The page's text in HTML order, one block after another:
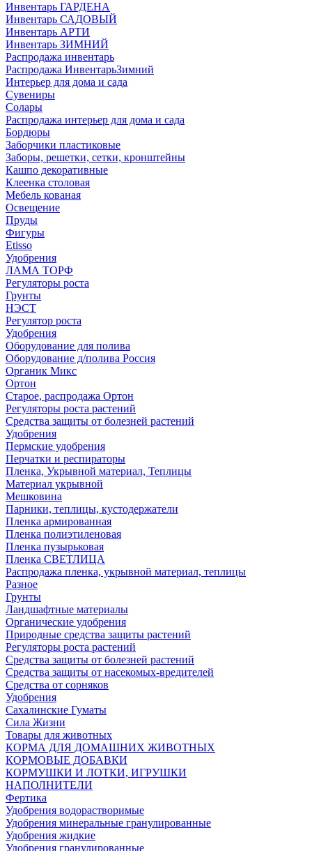
Инвентарь ГАРДЕНА
Инвентарь САДОВЫЙ
Инвентарь АРТИ
Инвентарь ЗИМНИЙ
Распродажа инвентарь
Распродажа ИнвентарьЗимний
Интерьер для дома и сада
Сувениры
Солары
Распродажа интерьер для дома и сада
Бордюры
Заборчики пластиковые
Заборы, решетки, сетки, кронштейны
Кашпо декоративные
Клеенка столовая
Мебель кованая
Освещение
Пруды
Фигуры
Etisso
Удобрения
ЛАМА ТОРФ
Регуляторы роста
Грунты
НЭСТ
Регулятор роста
Удобрения
Оборудование для полива
Оборудование д/полива Россия
Органик Микс
Ортон
Старое, распродажа Ортон
Регуляторы роста растений
Средства защиты от болезней растений
Удобрения
Пермские удобрения
Перчатки и респираторы
Пленка, Укрывной материал, Теплицы
Материал укрывной
Мешковина
Парники, теплицы, кустодержатели
Пленка армированная
Пленка полиэтиленовая
Пленка пузырьковая
Пленка СВЕТЛИЦА
Распродажа пленка, укрывной материал, теплицы
Разное
Грунты
Ландшафтные материалы
Органические удобрения
Природные средства защиты растений
Регуляторы роста растений
Средства защиты от болезней растений
Средства защиты от насекомых-вредителей
Средства от сорняков
Удобрения
Сахалинские Гуматы
Сила Жизни
Товары для животных
КОРМА ДЛЯ ДОМАШНИХ ЖИВОТНЫХ
КОРМОВЫЕ ДОБАВКИ
КОРМУШКИ И ЛОТКИ, ИГРУШКИ
НАПОЛНИТЕЛИ
Фертика
Удобрения водорастворимые
Удобрения минеральные гранулированные
Удобрения жидкие
Удобрения гранулированные